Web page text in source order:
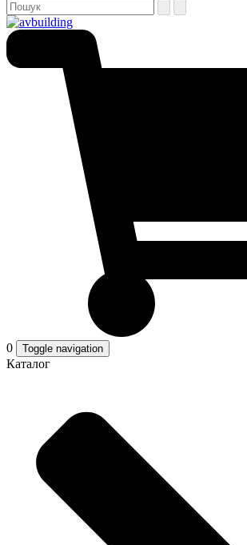
0 Toggle navigation
Каталог